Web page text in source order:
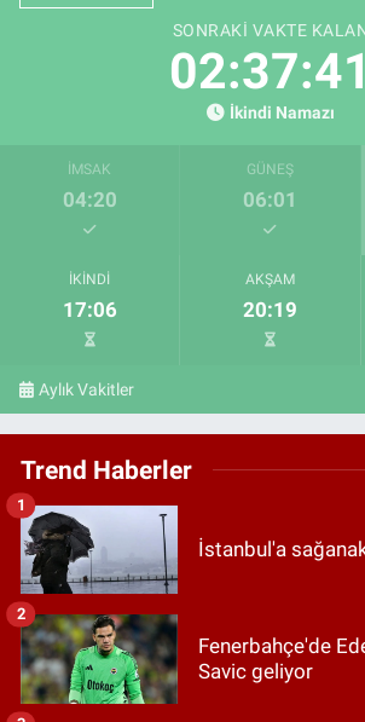
SONRAKI VAKTE
02:37:40
İkindi Namazı
İMSAK
04:20
GÜNEŞ
06:01
İKINDI
17:06
AKŞAM
20:19
Aylık Vakitler
Trend Haberler
İstanbul'a
1
Fenerbahçe'de
Savic geliyor
2